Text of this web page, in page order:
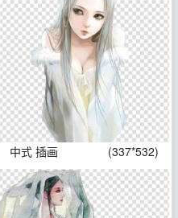
中式 插画 (337*532)